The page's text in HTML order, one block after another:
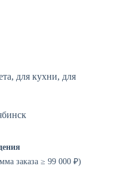
для кухни, для
заказа ≥ 99 000 ₽)